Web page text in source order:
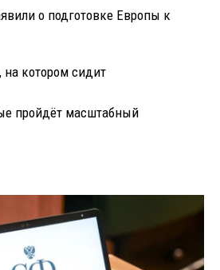
о подготовке Европы к
на котором сидит
пройдёт масштабный